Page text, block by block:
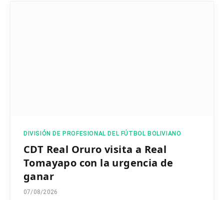
DIVISIÓN DE PROFESIONAL DEL FÚTBOL BOLIVIANO
CDT Real Oruro visita a Real
Tomayapo con la urgencia de
ganar
07/08/2026